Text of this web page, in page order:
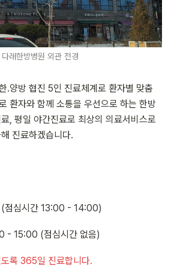
다래한방병원 외관 전경
.양방 협진 5인 진료체계로 환자별 맞춤
환자와 함께 소통을 우선으로 하는 한방
, 평일 야간진료로 최상의 의료서비스로
진료하겠습니다.
심시간 13:00 - 14:00)
- 15:00 (점심시간 없음)
록 365일 진료합니다.